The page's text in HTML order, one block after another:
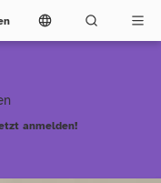
anmelden!